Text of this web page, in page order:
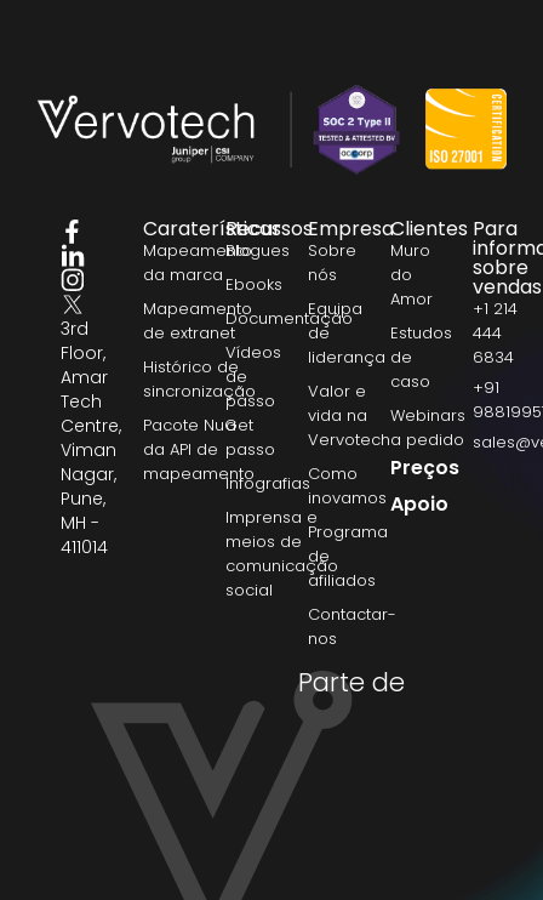
3rd
Floor,
Amar
Tech
Centre,
Viman
Nagar,
Pune,
MH -
411014
Caraterísticas
Mapeamento
da marca
Mapeamento
de extranet
Histórico de
sincronização
Pacote NuGet
da API de
mapeamento
Recursos
Blogues
Ebooks
Documentação
Vídeos
de
passo
a
passo
Infografias
Imprensa e
meios de
comunicação
social
Empresa
Sobre
nós
Equipa
de
liderança
Valor e
vida na
Vervotech
Como
inovamos
Programa
de
afiliados
Contactar-
nos
Clientes
Muro
do
Amor
Estudos
de
caso
Webinars
a pedido
Preços
Apoio
Para
sobre
vendas
+1 214
444
6834
+91
Parte de